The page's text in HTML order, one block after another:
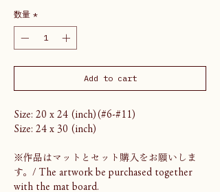
数量 *
Add to cart
Size: 20 x 24 (inch)(#6-#11)
Size: 24 x 30 (inch)
※作品はマットとセット購入をお願いしま
す。/ The artwork be purchased together
with the mat board.